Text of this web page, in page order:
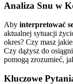
Analiza Snu w
Aby interpretować
aktualnej sytuacji
okres? Czy masz
Czy dążysz do
pomogą zrozumieć,
Kluczowe